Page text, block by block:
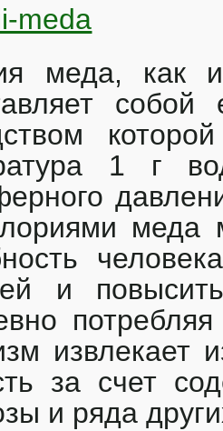
меда, как и
собой
1 г
меда
и
потребляя
извлекает
за счет
и ряда